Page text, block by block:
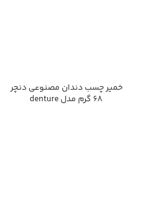
خمیر چسب دندان مصنوعی دنچر
68 گرم مدل denture